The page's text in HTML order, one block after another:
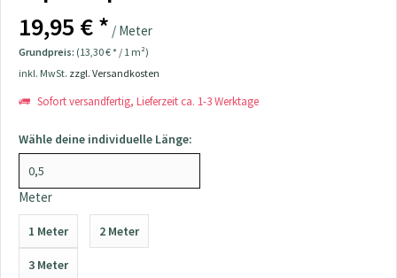
19,95 € * / Meter
Grundpreis: (13,30 € * / 1 m²)
inkl. MwSt. zzgl. Versandkosten
Sofort versandfertig, Lieferzeit ca. 1-3 Werktage
Wähle deine individuelle Länge:
Meter
1 Meter 2 Meter
3 Meter